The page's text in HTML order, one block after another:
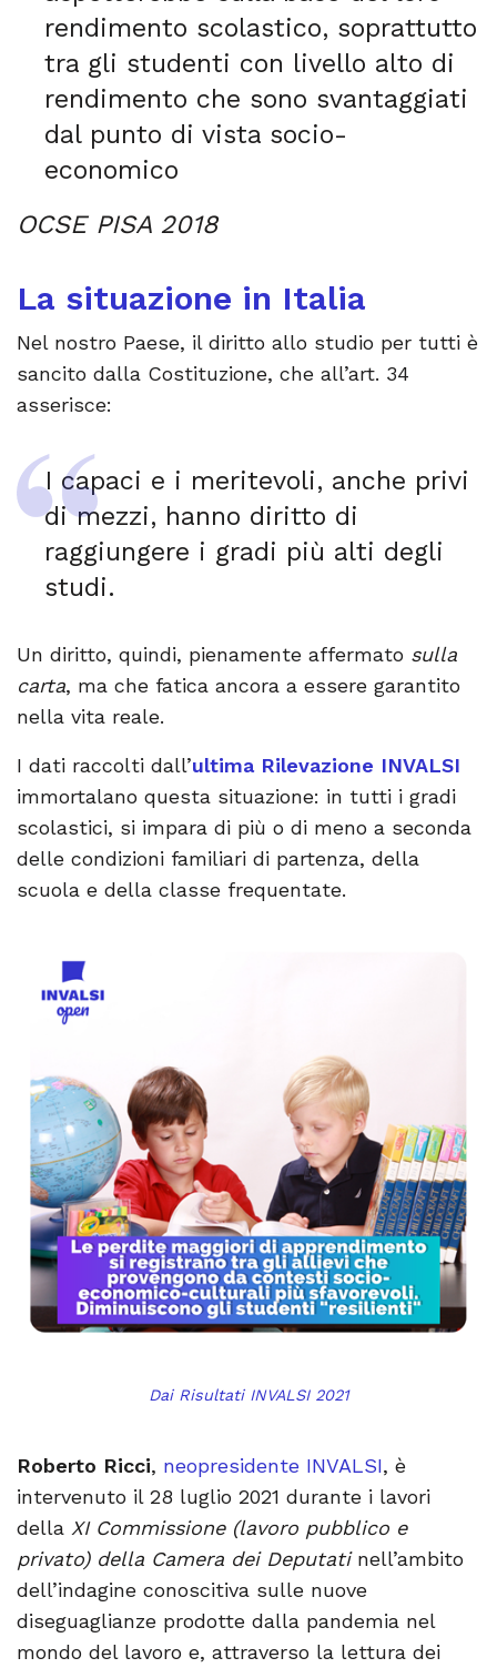
rendimento scolastico, soprattutto
tra gli studenti con livello alto di
rendimento che sono svantaggiati
dal punto di vista socio-
economico
OCSE PISA 2018
La situazione in Italia
Nel nostro Paese, il diritto allo studio per tutti è
sancito dalla Costituzione, che all’art. 34
asserisce:
I capaci e i meritevoli, anche privi
di mezzi, hanno diritto di
raggiungere i gradi più alti degli
studi.
Un diritto, quindi, pienamente affermato sulla
carta, ma che fatica ancora a essere garantito
nella vita reale.
I dati raccolti dall’ultima Rilevazione INVALSI
immortalano questa situazione: in tutti i gradi
scolastici, si impara di più o di meno a seconda
delle condizioni familiari di partenza, della
scuola e della classe frequentate.
Dai Risultati INVALSI 2021
Roberto Ricci, neopresidente INVALSI, è
intervenuto il 28 luglio 2021 durante i lavori
della XI Commissione (lavoro pubblico e
privato) della Camera dei Deputatinell’ambito
dell’indagine conoscitiva sulle nuove
diseguaglianze prodotte dalla pandemia nel
mondo del lavoro e, attraverso la lettura dei